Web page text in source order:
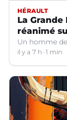
HÉRAULT
La
réanimé
Un homme
il y a 7 h 1 min